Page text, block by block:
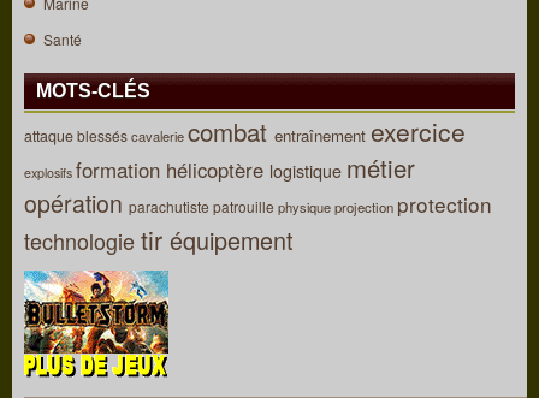
Santé
MOTS-CLÉS
attaqueblesséscavaleriecombat entraînement exercice
explosifs formation hélicoptère logistique métier
opération parachutiste patrouille physiqueprojection protection
technologietir équipement